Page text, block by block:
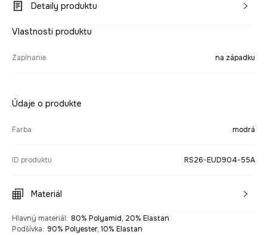
Detaily produktu
Vlastnosti produktu
Zapínanie na západku
Údaje o produkte
Farba modrá
ID produktu RS26-EUD904-55A
Materiál
Hlavný materiál: 80% Polyamid, 20% Elastan
Podšívka: 90% Polyester, 10% Elastan